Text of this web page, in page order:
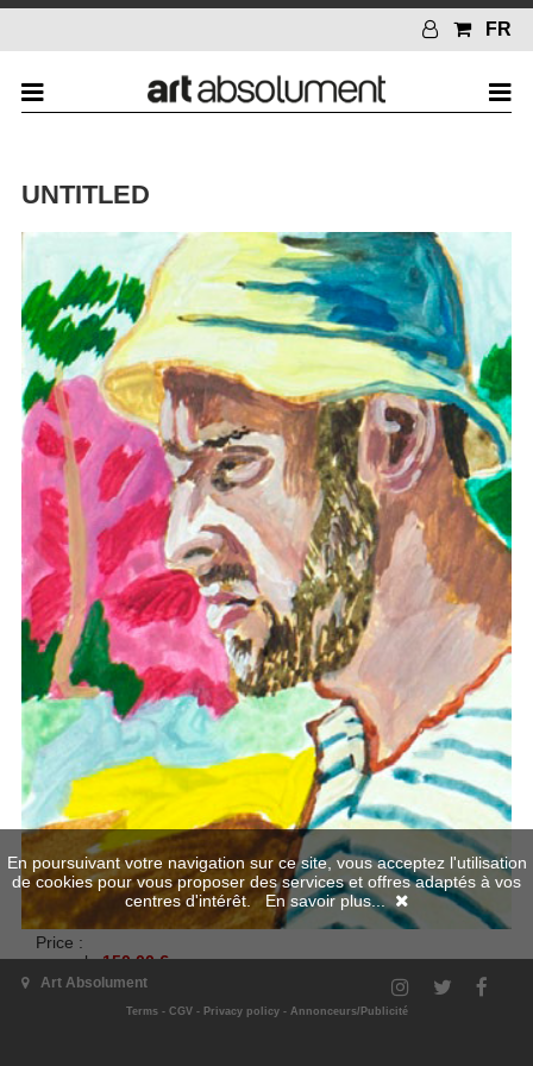
FR
UNTITLED
Price :
normal
150.00 €
Art Absolument
Terms- CGV- Privacy policy- Annonceurs/Publicité
En poursuivant votre navigation sur ce site, vous acceptez l'utilisation
de cookies pour vous proposer des services et offres adaptés à vos
centres d'intérêt.En savoir plus...